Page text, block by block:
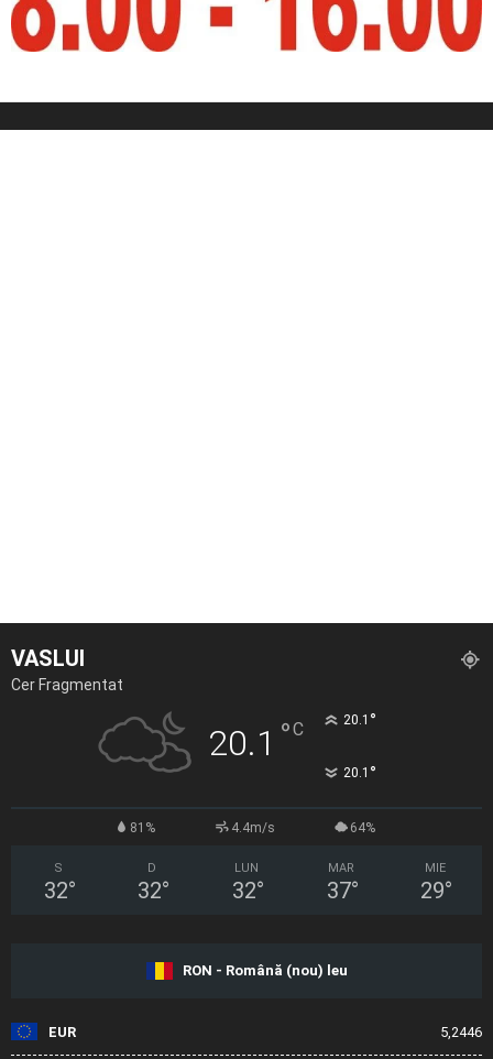
VASLUI
Cer Fragmentat
20.1 °C 20.1 °
20.1 °
81% 4.4m/s 64%
S
32°
D
32°
LUN
32°
MAR
37°
MIE
29°
RON - Română (nou) leu
EUR 5,2446